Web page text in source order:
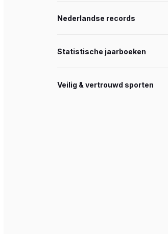
Nederlandse records
Statistische jaarboeken
Veilig & vertrouwd sporten